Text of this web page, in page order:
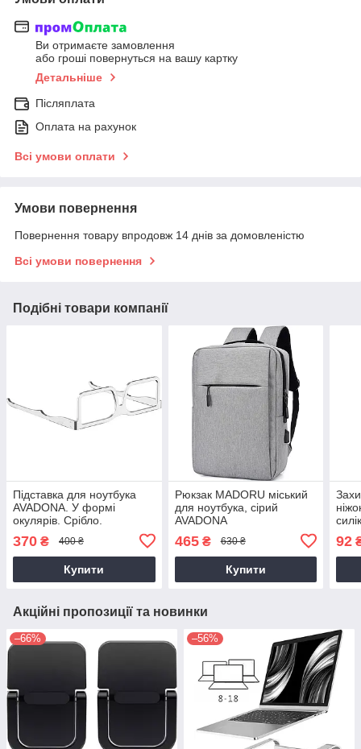
Ви отримаєте замовлення
або гроші повернуться на вашу картку
Детальніше
Післяплата
Оплата на рахунок
Всі умови оплати
Умови повернення
Повернення товару впродовж 14 днів за домовленістю
Всі умови повернення
Подібні товари компанії
Підставка для ноутбука
AVADONA. У формі
окулярів. Срібло.
370 ₴ 400 ₴
Купити
Рюкзак MADORU міський
для ноутбука, сірий
AVADONA
465₴ 630 ₴
Купити
92
Акційні пропозиції та новинки
–66% –56%